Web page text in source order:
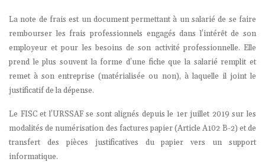
La note de frais est un document permettant à un salarié de se faire
rembourser les frais professionnels engagés dans l’intérêt de son
employeur et pour les besoins de son activité professionnelle. Elle
prend le plus souvent la forme d’une fiche que la salarié remplit et
remet à son entreprise (matérialisée ou non), à laquelle il joint le
justificatif de la dépense.
Le FISC et l’URSSAF se sont alignés depuis le 1er juillet 2019 sur les
modalités de numérisation des factures papier (Article A102 B-2) et de
transfert des pièces justificatives du papier vers un support
informatique.